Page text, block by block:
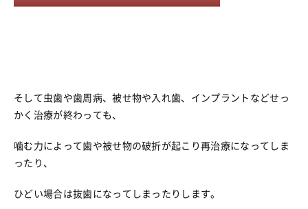
そして虫歯や歯周病、被せ物や入れ歯、インプラントなどせっ
かく治療が終わっても、
噛む力によって歯や被せ物の破折が起こり再治療になってしま
ったり、
ひどい場合は抜歯になってしまったりします。